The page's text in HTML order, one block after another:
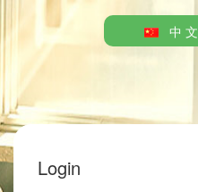
中 文
Login